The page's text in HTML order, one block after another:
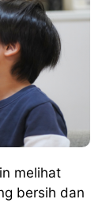
melihat
bersih dan